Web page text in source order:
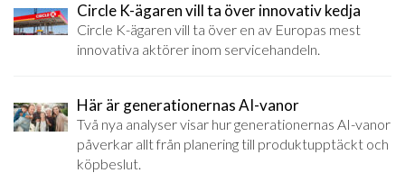
Circle K-ägaren vill ta över innovativ kedja
Circle K-ägaren vill ta över en av Europas mest
innovativa aktörer inom servicehandeln.
Här är generationernas AI-vanor
Två nya analyser visar hur generationernas AI-vanor
påverkar allt från planering till produktupptäckt och
köpbeslut.